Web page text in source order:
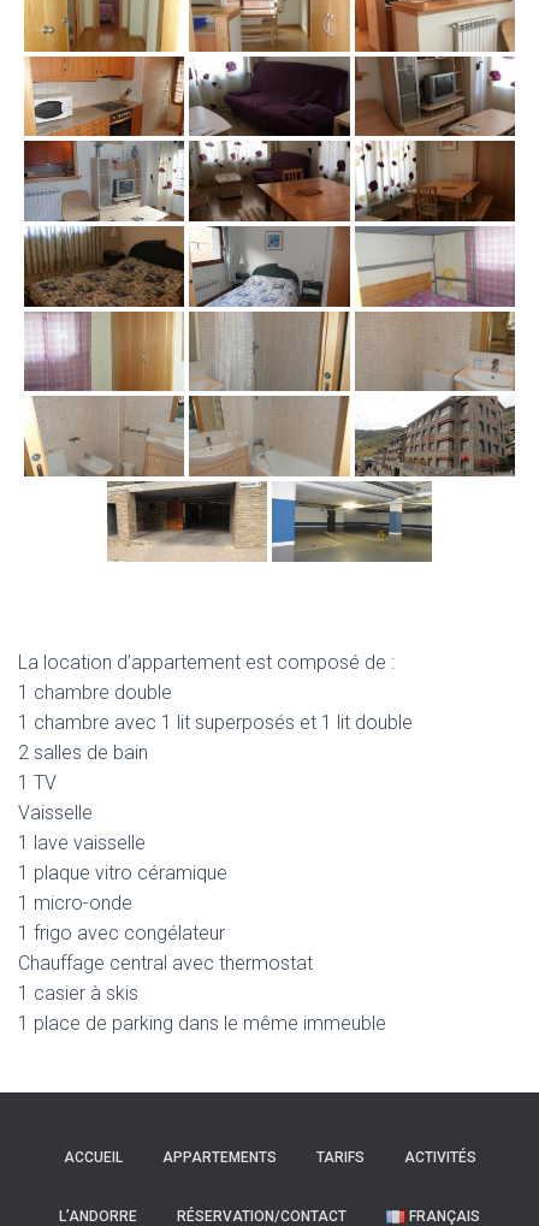
La location d’appartement est composé de :
1 chambre double
1 chambre avec 1 lit superposés et 1 lit double
2 salles de bain
1 TV
Vaisselle
1 lave vaisselle
1 plaque vitro céramique
1 micro-onde
1 frigo avec congélateur
Chauffage central avec thermostat
1 casier à skis
1 place de parking dans le même immeuble
ACCUEIL APPARTEMENTS TARIFS ACTIVITÉS
L’ANDORRE RÉSERVATION/CONTACT FRANÇAIS